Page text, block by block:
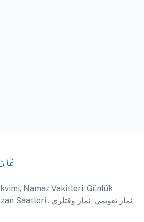
Namaz Vakitleri, Günlük
Haftalık ve Aylık Ezan Saatleri . نماز تقويمي - نماز وقتلري